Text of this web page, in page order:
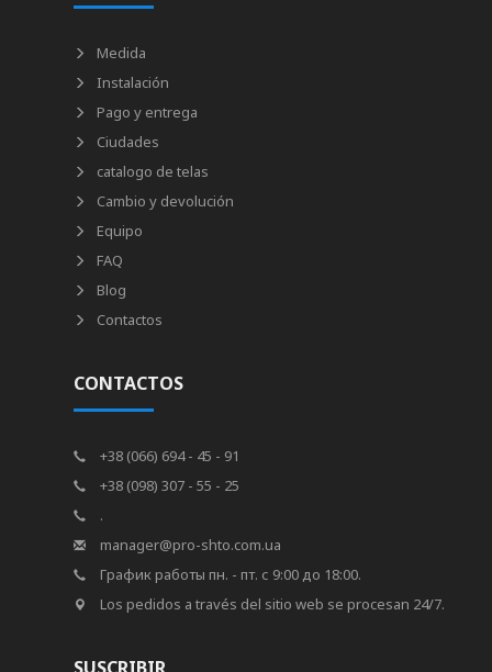
Medida
Instalación
Pago y entrega
Ciudades
catalogo de telas
Cambio y devolución
Equipo
FAQ
Blog
Contactos
CONTACTOS
+38 (066) 694 - 45 - 91
+38 (098) 307 - 55 - 25
.
manager@pro-shto.com.ua
График работы пн. - пт. с 9:00 до 18:00.
Los pedidos a través del sitio web se procesan 24/7.